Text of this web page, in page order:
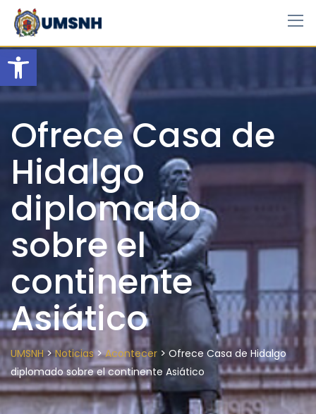
Open toolbar
Skip
content
Ofrece Casa de
Hidalgo
diplomado
sobre el
continente
Asiático
UMSNH>Noticias>Acontecer > Ofrece Casa de Hidalgo
diplomado sobre el continente Asiático